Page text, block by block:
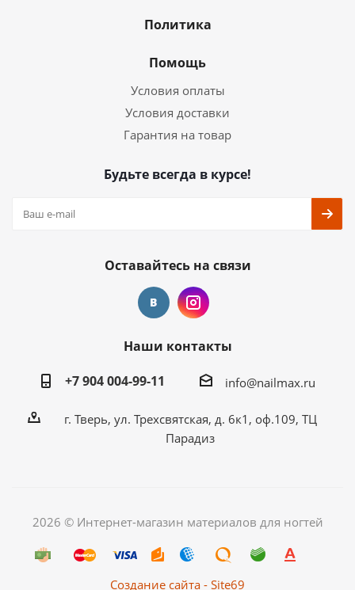
Политика
Помощь
Условия оплаты
Условия доставки
Гарантия на товар
Будьте всегда в курсе!
Оставайтесь на связи
Наши контакты
+7 904 004-99-11
info@nailmax.ru
г. Тверь, ул. Трехсвятская, д. 6к1, оф.109, ТЦ
Парадиз
2026 © Интернет-магазин материалов для ногтей
Создание сайта - Site69